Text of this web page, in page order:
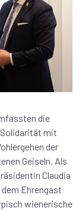
die
Solidarität mit
der
Geiseln. Als
Claudia
Ehrengast
wienerische